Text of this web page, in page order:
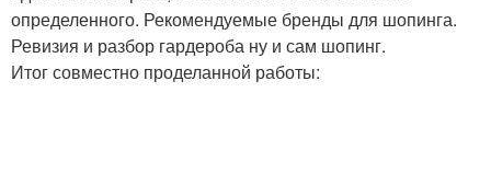
определенного. Рекомендуемые бренды для шопинга.
Ревизия и разбор гардероба ну и сам шопинг.
Итог совместно проделанной работы: